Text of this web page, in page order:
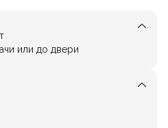
или до двери